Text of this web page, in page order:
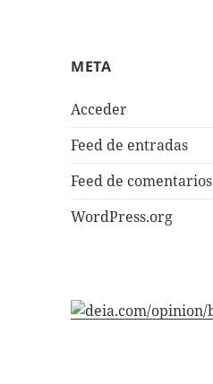
META
Acceder
Feed de entradas
Feed de comentarios
WordPress.org